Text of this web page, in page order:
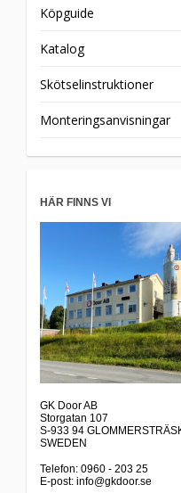
Köpguide
Katalog
Skötselinstruktioner
Monteringsanvisningar
HÄR FINNS VI
GK Door AB
Storgatan 107
S-933 94
SWEDEN
Telefon: 0960 - 203 25
E-post: info@gkdoor.se